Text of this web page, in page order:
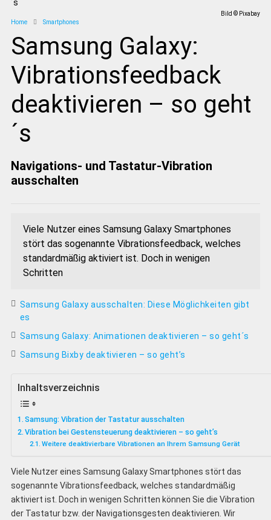
Bild © Pixabay
Home
Smartphones
Samsung Galaxy:
Vibrationsfeedback
deaktivieren – so geht
´s
Navigations- und Tastatur-Vibration
ausschalten
Viele Nutzer eines Samsung Galaxy Smartphones
stört das sogenannte Vibrationsfeedback, welches
standardmäßig aktiviert ist. Doch in wenigen
Schritten
Samsung Galaxy ausschalten: Diese Möglichkeiten gibt
es
Samsung Galaxy: Animationen deaktivieren – so geht´s
Samsung Bixby deaktivieren – so geht’s
Inhaltsverzeichnis
Samsung: Vibration der Tastatur ausschalten
Vibration bei Gestensteuerung deaktivieren – so geht’s
Weitere deaktivierbare Vibrationen an Ihrem Samsung Gerät
Viele Nutzer eines Samsung Galaxy Smartphones stört das
sogenannte Vibrationsfeedback, welches standardmäßig
aktiviert ist. Doch in wenigen Schritten können Sie die Vibration
der Tastatur bzw. der Navigationsgesten deaktivieren. Wir